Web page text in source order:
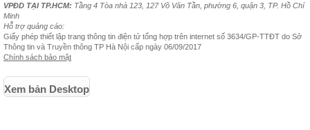
VPĐD TẠI TP.HCM: Tầng 4 Tòa nhà 123, 127 Võ Văn Tần, phường 6, quận 3, TP. Hồ Chí
Minh
Hỗ trợ quảng cáo:
Giấy phép thiết lập trang thông tin điện tử tổng hợp trên internet số 3634/GP-TTĐT do Sở
Thông tin và Truyền thông TP Hà Nội cấp ngày 06/09/2017
Chính sách bảo mật
Xem bản Desktop